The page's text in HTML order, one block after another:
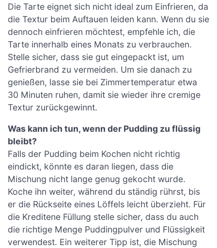
Die Tarte eignet sich nicht ideal zum Einfrieren, da
die Textur beim Auftauen leiden kann. Wenn du sie
dennoch einfrieren möchtest, empfehle ich, die
Tarte innerhalb eines Monats zu verbrauchen.
Stelle sicher, dass sie gut eingepackt ist, um
Gefrierbrand zu vermeiden. Um sie danach zu
genießen, lasse sie bei Zimmertemperatur etwa
30 Minuten ruhen, damit sie wieder ihre cremige
Textur zurückgewinnt.
Was kann ich tun, wenn der Pudding zu flüssig
bleibt?
Falls der Pudding beim Kochen nicht richtig
eindickt, könnte es daran liegen, dass die
Mischung nicht lange genug gekocht wurde.
Koche ihn weiter, während du ständig rührst, bis
er die Rückseite eines Löffels leicht überzieht. Für
die Kreditene Füllung stelle sicher, dass du auch
die richtige Menge Puddingpulver und Flüssigkeit
verwendest. Ein weiterer Tipp ist, die Mischung